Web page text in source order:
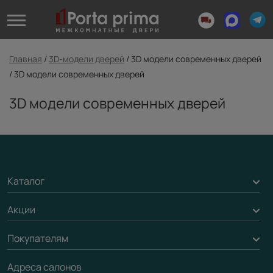
Главная / 3D-модели дверей / 3D модели современных дверей
/ 3D модели современных дверей
3D модели современных дверей
Каталог
Межкомнатные двери
Подбор двери
Акции
Акции компании
Покупателям
Доставка
Адреса салонов